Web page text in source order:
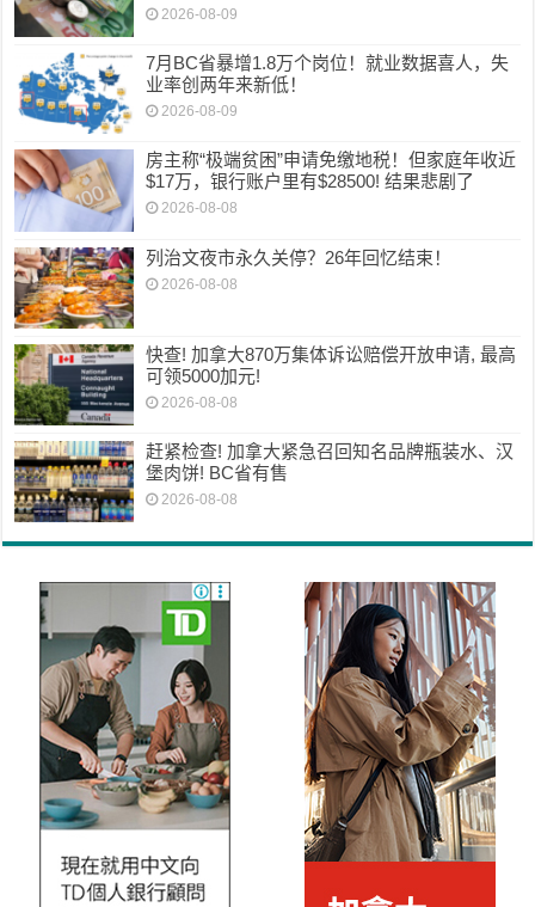
2026-08-09
7月BC省暴增1.8万个岗位！就业数据喜人，失
业率创两年来新低！
2026-08-09
房主称“极端贫困”申请免缴地税！但家庭年收近
$17万，银行账户里有$28500! 结果悲剧了
2026-08-08
列治文夜市永久关停？26年回忆结束！
2026-08-08
快查! 加拿大870万集体诉讼赔偿开放申请, 最高
可领5000加元!
2026-08-08
赶紧检查! 加拿大紧急召回知名品牌瓶装水、汉
堡肉饼! BC省有售
2026-08-08